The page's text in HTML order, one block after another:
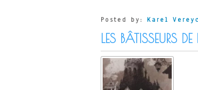
Posted by: Karel
LES BÂTISSEURS